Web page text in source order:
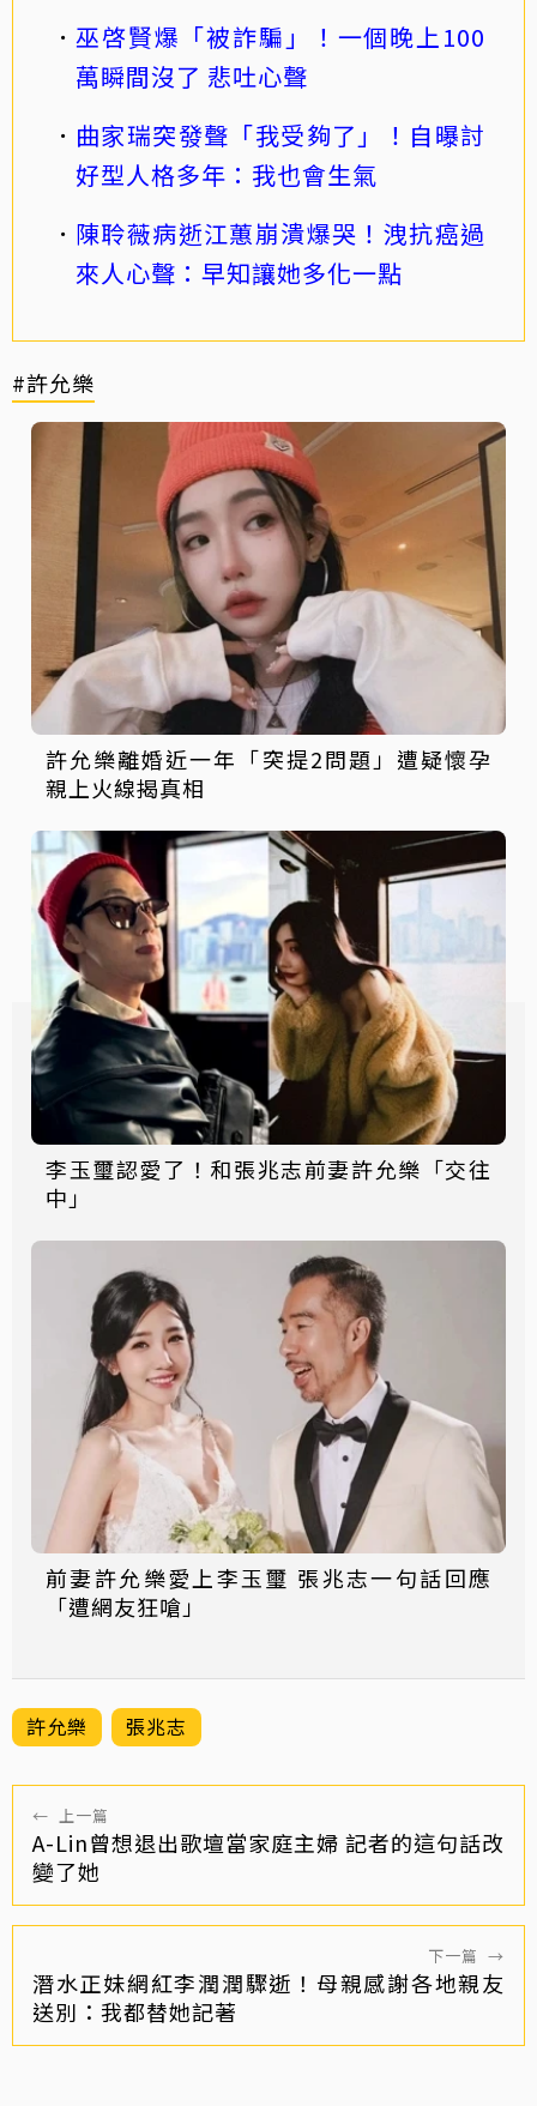
巫啓賢爆「被詐騙」！一個晚上100
萬瞬間沒了 悲吐心聲
曲家瑞突發聲「我受夠了」！自曝討
好型人格多年：我也會生氣
陳聆薇病逝江蕙崩潰爆哭！洩抗癌過
來人心聲：早知讓她多化一點
#許允樂
許允樂離婚近一年「突提2問題」遭疑懷孕
親上火線揭真相
李玉璽認愛了！和張兆志前妻許允樂「交往
中」
前妻許允樂愛上李玉璽 張兆志一句話回應
「遭網友狂嗆」
許允樂 張兆志
← 上一篇
A-Lin曾想退出歌壇當家庭主婦 記者的這句話改
變了她
下一篇 →
潛水正妹網紅李潤潤驟逝！母親感謝各地親友
送別：我都替她記著